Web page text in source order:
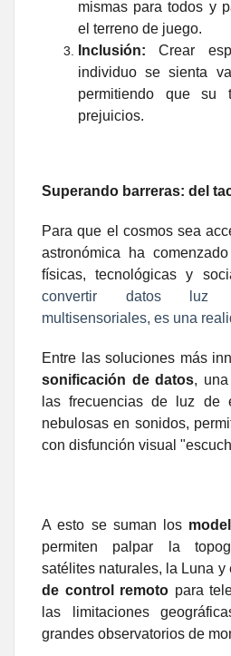
mismas para todos y
el terreno de juego.
Inclusión: Crear
individuo se sienta
permitiendo que su
prejuicios.
Superando barreras: del
Para que el cosmos sea
astronómica ha
físicas, tecnológicas y
convertir datos luz
multisensoriales, es una
Entre las soluciones más
sonificación de datos,
las frecuencias de luz de
nebulosas en sonidos,
con disfunción visual
A esto se suman los
permiten palpar la
satélites naturales, la Luna y
de control remoto para
las limitaciones
grandes observatorios de